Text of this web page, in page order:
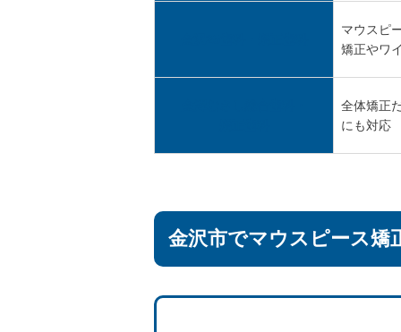
マウスピ
矯正やワ
全体矯正
にも対応
金沢市でマウスピース矯